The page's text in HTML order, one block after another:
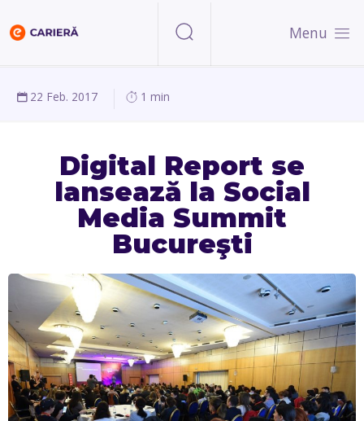
Menu
22 Feb. 2017 1 min
Digital Report se
lansează la Social
Media Summit
Bucureşti